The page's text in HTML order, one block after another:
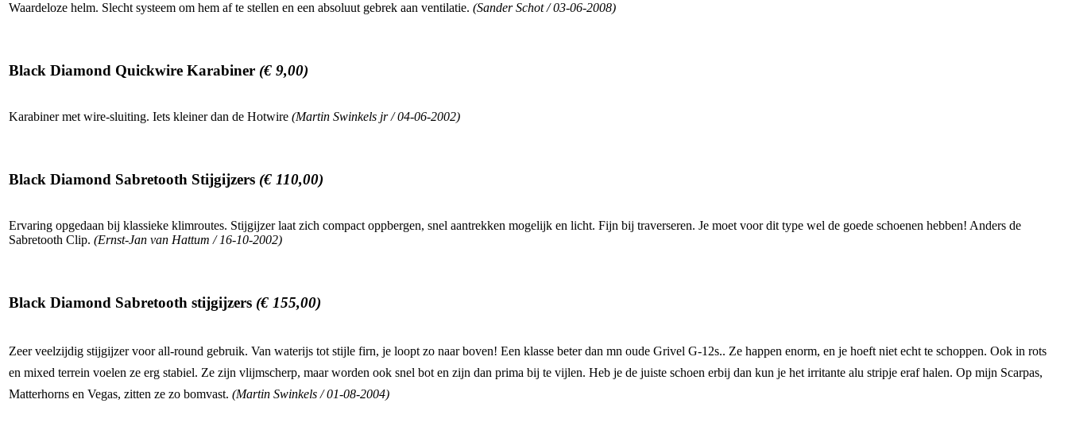
Waardeloze helm. Slecht systeem om hem af te stellen en een absoluut gebrek aan ventilatie. (Sander Schot / 03-06-2008)
Black Diamond Quickwire Karabiner (€ 9,00)
Karabiner met wire-sluiting. Iets kleiner dan de Hotwire (Martin Swinkels jr / 04-06-2002)
Black Diamond Sabretooth Stijgijzers (€ 110,00)
Ervaring opgedaan bij klassieke klimroutes. Stijgijzer laat zich compact oppbergen, snel aantrekken mogelijk en licht. Fijn bij traverseren. Je moet voor dit type wel de goede schoenen hebben! Anders de
Sabretooth Clip. (Ernst-Jan van Hattum / 16-10-2002)
Black Diamond Sabretooth stijgijzers (€ 155,00)
Zeer veelzijdig stijgijzer voor all-round gebruik. Van waterijs tot stijle firn, je loopt zo naar boven! Een klasse beter dan mn oude Grivel G-12s.. Ze happen enorm, en je hoeft niet echt te schoppen. Ook in rots
en mixed terrein voelen ze erg stabiel. Ze zijn vlijmscherp, maar worden ook snel bot en zijn dan prima bij te vijlen. Heb je de juiste schoen erbij dan kun je het irritante alu stripje eraf halen. Op mijn Scarpas,
Matterhorns en Vegas, zitten ze zo bomvast. (Martin Swinkels / 01-08-2004)